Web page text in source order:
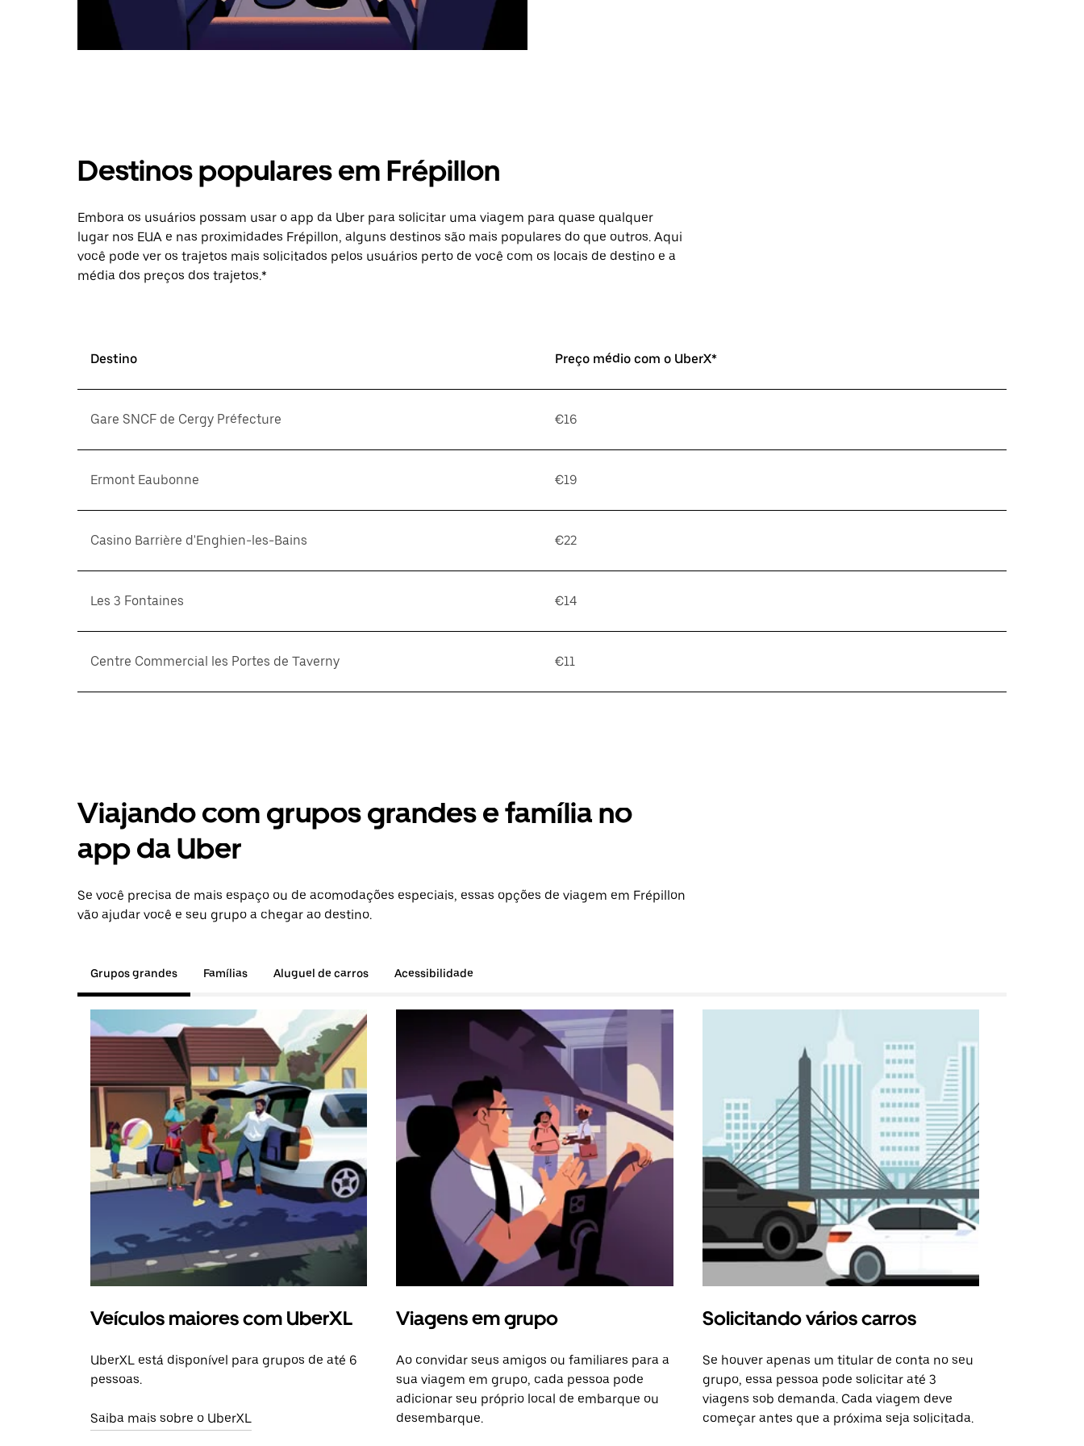
Destinos populares em Frépillon
Embora os usuários possam usar o app da Uber para solicitar uma viagem para quase qualquer
lugar nos EUA e nas proximidades Frépillon, alguns destinos são mais populares do que outros. Aqui
você pode ver os trajetos mais solicitados pelos usuários perto de você com os locais de destino e a
média dos preços dos trajetos.*
Destino Preço médio com o UberX*
Gare SNCF de Cergy Préfecture €16
Ermont Eaubonne €19
Casino Barrière d'Enghien-les-Bains €22
Les 3 Fontaines €14
Centre Commercial les Portes de Taverny €11
Viajando com grupos grandes e família no
app da Uber
Se você precisa de mais espaço ou de acomodações especiais, essas opções de viagem em Frépillon
vão ajudar você e seu grupo a chegar ao destino.
Grupos grandes Famílias Aluguel de carros Acessibilidade
Veículos maiores com UberXL
UberXL está disponível para grupos de até 6
pessoas.
Saiba mais sobre o UberXL
Viagens em grupo
Ao convidar seus amigos ou familiares para a
sua viagem em grupo, cada pessoa pode
adicionar seu próprio local de embarque ou
desembarque.
Solicitando vários carros
Se houver apenas um titular de conta no seu
grupo, essa pessoa pode solicitar até 3
viagens sob demanda. Cada viagem deve
começar antes que a próxima seja solicitada.